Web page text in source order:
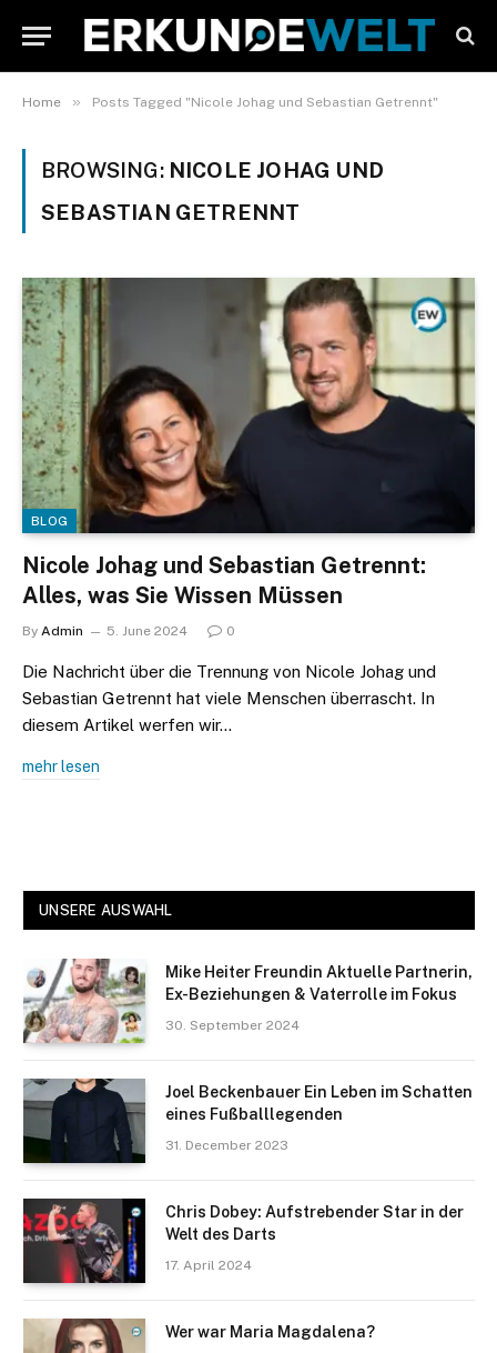
Home » Posts Tagged "Nicole Johag und Sebastian Getrennt"
BROWSING: NICOLE JOHAG UND
SEBASTIAN GETRENNT
BLOG
Nicole Johag und Sebastian Getrennt:
Alles, was Sie Wissen Müssen
By Admin 5. June 2024 0
Die Nachricht über die Trennung von Nicole Johag und
Sebastian Getrennt hat viele Menschen überrascht. In
diesem Artikel werfen wir…
mehr lesen
UNSERE AUSWAHL
Mike Heiter Freundin Aktuelle Partnerin,
Ex-Beziehungen & Vaterrolle im Fokus
30. September 2024
Joel Beckenbauer Ein Leben im Schatten
eines Fußballlegenden
31. December 2023
Chris Dobey: Aufstrebender Star in der
Welt des Darts
17. April 2024
Wer war Maria Magdalena?